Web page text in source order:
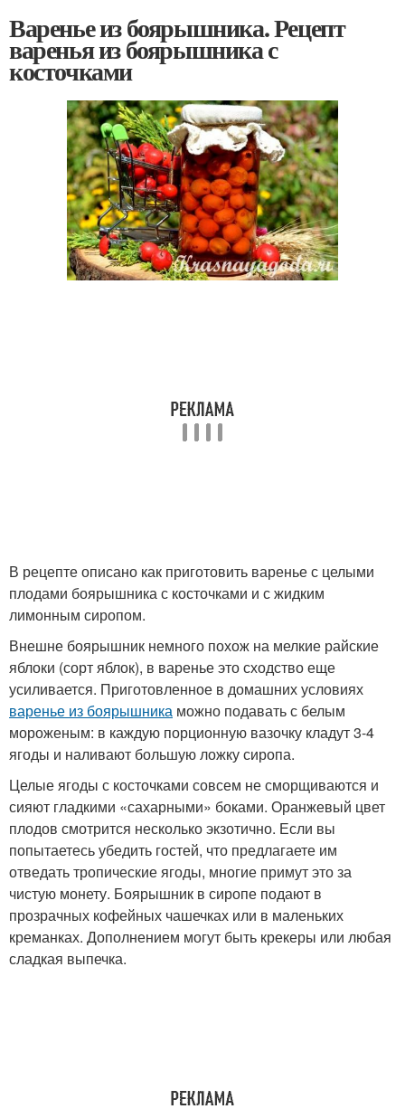
Варенье из боярышника. Рецепт
варенья из боярышника с
косточками
В рецепте описано как приготовить варенье с целыми
плодами боярышника с косточками и с жидким
лимонным сиропом.
Внешне боярышник немного похож на мелкие райские
яблоки (сорт яблок), в варенье это сходство еще
усиливается. Приготовленное в домашних условиях
варенье из боярышника можно подавать с белым
мороженым: в каждую порционную вазочку кладут 3-4
ягоды и наливают большую ложку сиропа.
Целые ягоды с косточками совсем не сморщиваются и
сияют гладкими «сахарными» боками. Оранжевый цвет
плодов смотрится несколько экзотично. Если вы
попытаетесь убедить гостей, что предлагаете им
отведать тропические ягоды, многие примут это за
чистую монету. Боярышник в сиропе подают в
прозрачных кофейных чашечках или в маленьких
креманках. Дополнением могут быть крекеры или любая
сладкая выпечка.